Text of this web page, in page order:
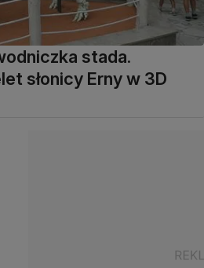
stada.
słonicy Erny w 3D